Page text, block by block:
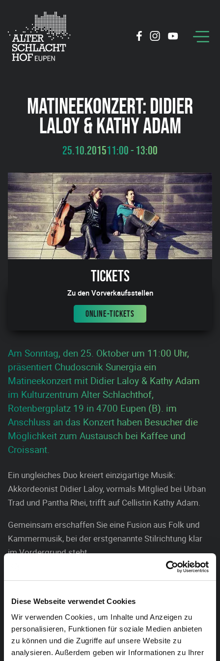
Diese Webseite verwendet Cookies
Wir verwenden Cookies, um Inhalte und Anzeigen zu
personalisieren, Funktionen für soziale Medien anbieten
zu können und die Zugriffe auf unsere Website zu
analysieren. Außerdem geben wir Informationen zu Ihrer
MATINEEKONZERT: DIDIER
LALOY & KATHY ADAM
25.10.201511:00 - 13:00
Tickets
Zu den Vorverkaufsstellen
ONLINE-TICKETS
Am Sonntag, den 25. Oktober um 11:00 Uhr,
präsentiert Chudoscnik Sunergia ein
Matineekonzert mit Didier Laloy & Kathy Adam
im Kulturzentrum Alter Schlachthof,
Rotenbergplatz 19 in 4700 Eupen (B). im
Anschluss an das Konzert haben Besucher die
Möglichkeit zum Austausch bei Kaffee und
Croissant.
Ein ungleiches Duo kreiert einzigartige Musik:
Akkordeonist Didier Laloy, vormals Mitglied bei Urban
Trad und Pantha Rhei, trifft auf Cellistin Kathy Adam.
Gemeinsam erschaffen Sie eine Fusion aus Folk und
Kammermusik, bei der erstgenannte Stilrichtung klar
im Vordergrund steht.
Bekannt für ihr bisheriges Schaffen steht auch dieses
nichts nach, sondern weiß eher noch durch eine selten
gehörte und daher umso spannendere Symbiose zu
begeistern.
Im Anschluss an das Konzert haben Besucher die